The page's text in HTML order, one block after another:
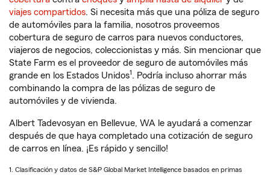
viajes compartidos. Si necesita más que una póliza de seguro
de automóviles para la familia, nosotros proveemos
cobertura de seguro de carros para nuevos conductores,
viajeros de negocios, coleccionistas y más. Sin mencionar que
State Farm es el proveedor de seguro de automóviles más
grande en los Estados Unidos1. Podría incluso ahorrar más
combinando la compra de las pólizas de seguro de
automóviles y de vivienda.
Albert Tadevosyan en Bellevue, WA le ayudará a comenzar
después de que haya completado una cotización de seguro
de carros en línea. ¡Es rápido y sencillo!
1. Clasificación y datos de S&P Global Market Intelligence basados en primas